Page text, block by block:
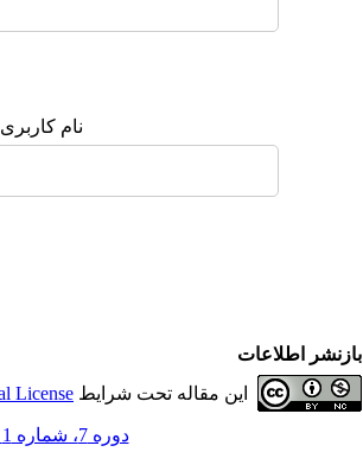
نام
بازنشر اطلاعات
این مقاله تحت شرایط License
دوره 7، شماره 1 - ( 5-1393 )